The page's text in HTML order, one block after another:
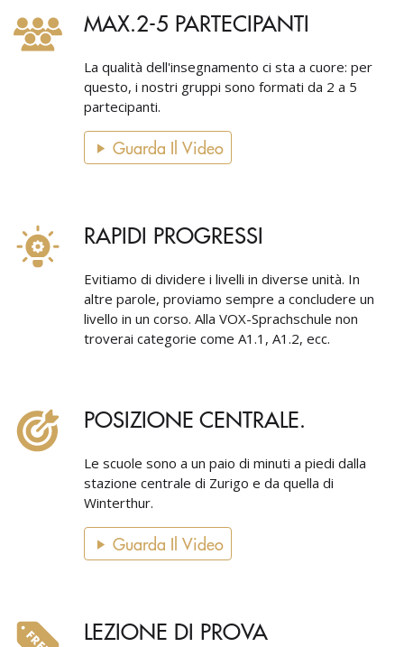
MAX.2-5 PARTECIPANTI
La qualità dell'insegnamento ci sta a cuore: per
questo, i nostri gruppi sono formati da 2 a 5
partecipanti.
Guarda Il Video
RAPIDI PROGRESSI
Evitiamo di dividere i livelli in diverse unità. In
altre parole, proviamo sempre a concludere un
livello in un corso. Alla VOX-Sprachschule non
troverai categorie come A1.1, A1.2, ecc.
POSIZIONE CENTRALE.
Le scuole sono a un paio di minuti a piedi dalla
stazione centrale di Zurigo e da quella di
Winterthur.
Guarda Il Video
LEZIONE DI PROVA